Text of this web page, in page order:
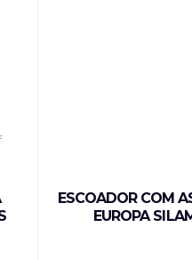
ESCOADOR COM
EUROPA